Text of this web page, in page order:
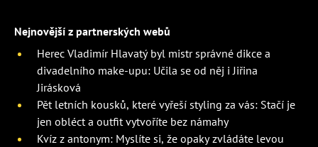
Nejnovější z partnerských webů
Herec Vladimír Hlavatý byl mistr správné dikce a
divadelního make-upu: Učila se od něj i Jiřina
Jirásková
Pět letních kousků, které vyřeší styling za vás: Stačí je
jen obléct a outfit vytvoříte bez námahy
Kvíz z antonym: Myslíte si, že opaky zvládáte levou